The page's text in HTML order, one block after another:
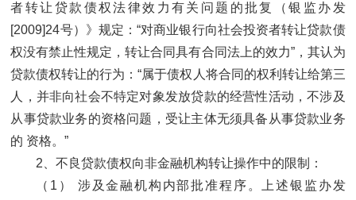
者转让贷款债权法律效力有关问题的批复（银监办发
[2009]24号）》规定：“对商业银行向社会投资者转让贷款债
权没有禁止性规定，转让合同具有合同法上的效力”，其认为
贷款债权转让的行为：“属于债权人将合同的权利转让给第三
人，并非向社会不特定对象发放贷款的经营性活动，不涉及
从事贷款业务的资格问题，受让主体无须具备从事贷款业务
的 资格。”
2、不良贷款债权向非金融机构转让操作中的限制：
（1） 涉及金融机构内部批准程序。上述银监办发